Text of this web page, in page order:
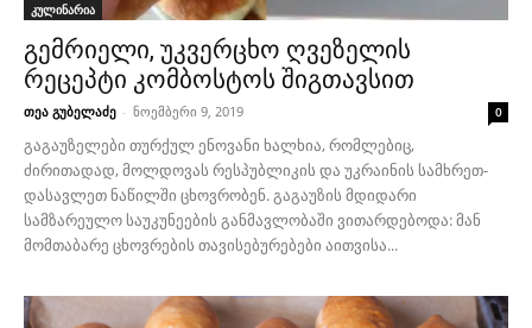
კულინარია
გემრიელი, უკვერცხო ღვეზელის
რეცეპტი კომბოსტოს შიგთავსით
თეა გუბელაძე - ნოემბერი 9, 2019 0
გაგაუზელები თურქულ ენოვანი ხალხია, რომლებიც,
ძირითადად, მოლდოვას რესპუბლიკის და უკრაინის სამხრეთ-
დასავლეთ ნაწილში ცხოვრობენ. გაგაუზის მდიდარი
სამზარეულო საუკუნეების განმავლობაში ვითარდებოდა: მან
მომთაბარე ცხოვრების თავისებურებები აითვისა...